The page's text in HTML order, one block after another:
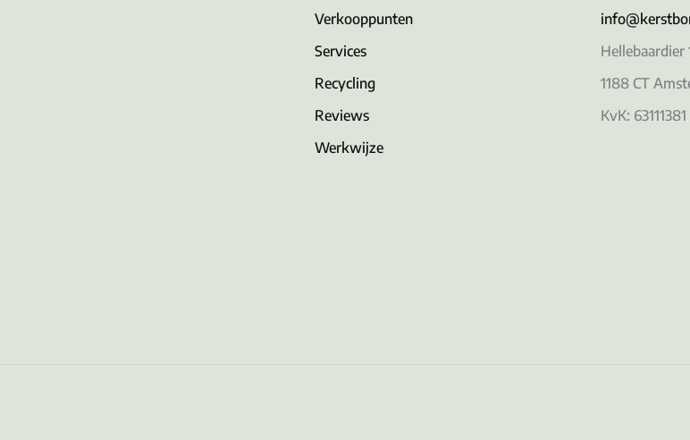
Verkooppunten
Services
Recycling
Reviews
Werkwijze
Hellebaardier
1188 CT
KvK: 63111381